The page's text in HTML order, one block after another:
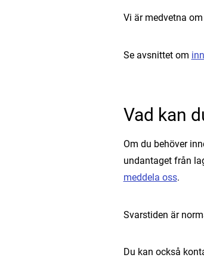
Vi är medvetna
Se avsnittet om
Vad kan
Om du behöver
undantaget från
meddela oss.
Svarstiden är
Du kan också